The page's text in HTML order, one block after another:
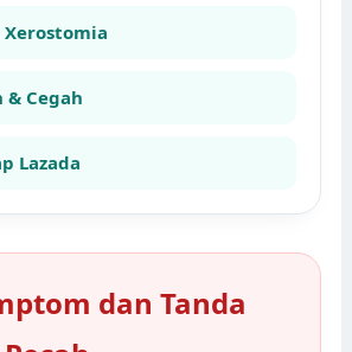
& Cegah
Lazada
dan Tanda